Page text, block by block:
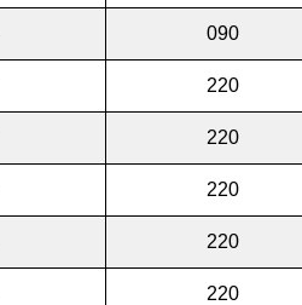
090
220
220
220
220
220